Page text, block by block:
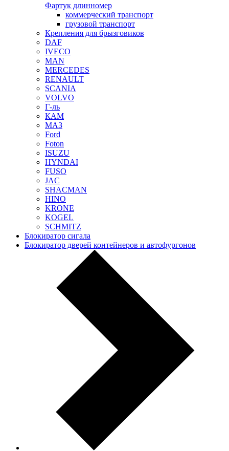
Фартук длинномер
коммерческий транспорт
грузовой транспорт
Крепления для брызговиков
DAF
IVECO
MAN
MERCEDES
RENAULT
SCANIA
VOLVO
Г-ль
КАМ
МАЗ
Ford
Foton
ISUZU
HYNDAI
FUSO
JAC
SHACMAN
HINO
KRONE
KOGEL
SCHMITZ
Блокиратор сигала
Блокиратор дверей контейнеров и автофургонов